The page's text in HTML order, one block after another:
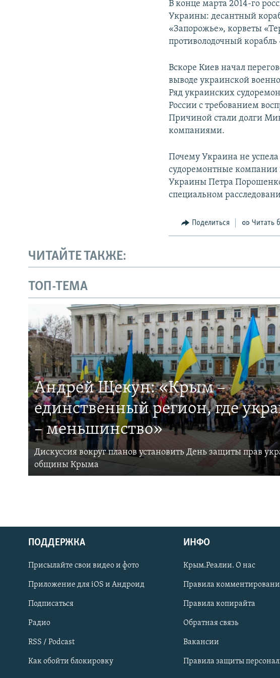
Українською
Qırımtatar
ПРИСОЕДИНЯЙТЕСЬ!
В конце марта 2014-го
Украины: десантный
«Запорожье», корветы
противолодочный
Вскоре Киев начал
выводе украинской
Ряд украинских
России с требованием
Причиной стали долги
компаниями.
Почему Украина не
судоремонтные компании
Украины Петра
специальном
Поделиться Читать
ЧИТАЙТЕ ТАКЖЕ:
ТОП-ТЕМА
Андрей Щекун: «Крым –
единственный регион, где
– меньшинство»
Дискуссия вокруг планов установить День защиты прав
общины Крыма
ПОДДЕРЖКА
Присылайте свои видео и фото
Приложение для iOS и Андроид
Подписаться
Радио
RSS / Podcast
Как обойти блокировку
ИНФО
Крым.Реалии. О нас
Правила
Правила копирайта
Обратная связь
Вакансии
Правила защиты